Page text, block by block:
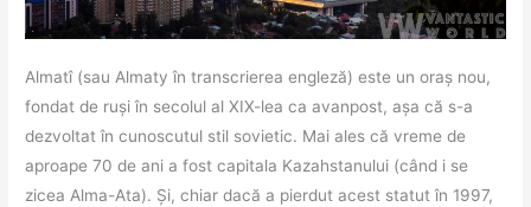
Almatî (sau Almaty în transcrierea engleză) este un oraș nou,
fondat de ruși în secolul al XIX-lea ca avanpost, așa că s-a
dezvoltat în cunoscutul stil sovietic. Mai ales că vreme de
aproape 70 de ani a fost capitala Kazahstanului (când i se
zicea Alma-Ata). Și, chiar dacă a pierdut acest statut în 1997,